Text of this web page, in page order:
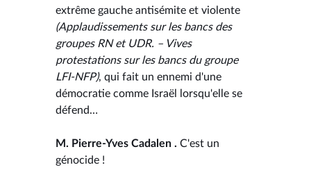
extrême gauche antisémite et violente
(Applaudissements sur les bancs des
groupes RN et UDR. – Vives
protestations sur les bancs du groupe
LFI-NFP), qui fait un ennemi d'une
démocratie comme Israël lorsqu'elle se
défend…
M. Pierre-Yves Cadalen . C'est un
génocide !